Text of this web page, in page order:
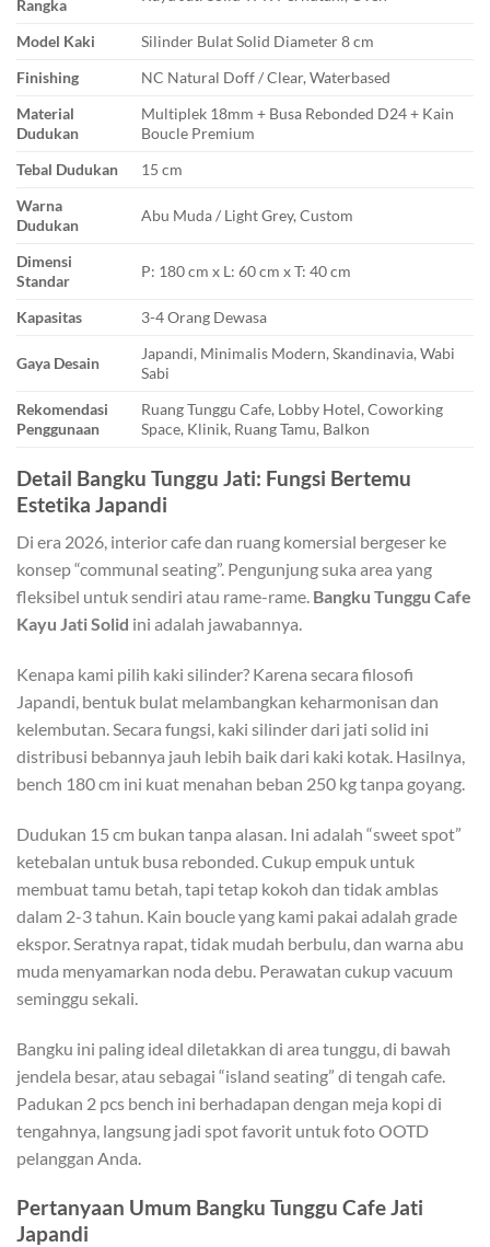
Rangka
Model Kaki
Silinder Bulat Solid Diameter 8 cm
Finishing
NC Natural Doff / Clear, Waterbased
Material
Dudukan
Multiplek 18mm + Busa Rebonded D24 + Kain
Boucle Premium
Tebal Dudukan
15 cm
Warna
Dudukan
Abu Muda / Light Grey, Custom
Dimensi
Standar
P: 180 cm x L: 60 cm x T: 40 cm
Kapasitas 3-4 Orang Dewasa
Gaya Desain
Japandi, Minimalis Modern, Skandinavia, Wabi
Sabi
Rekomendasi
Penggunaan
Ruang Tunggu Cafe, Lobby Hotel, Coworking
Space, Klinik, Ruang Tamu, Balkon
Detail Bangku Tunggu Jati: Fungsi Bertemu
Estetika Japandi
Di era 2026, interior cafe dan ruang komersial bergeser ke
konsep “communal seating”. Pengunjung suka area yang
fleksibel untuk sendiri atau rame-rame. Bangku Tunggu Cafe
Kayu Jati Solid ini adalah jawabannya.
Kenapa kami pilih kaki silinder? Karena secara filosofi
Japandi, bentuk bulat melambangkan keharmonisan dan
kelembutan. Secara fungsi, kaki silinder dari jati solid ini
distribusi bebannya jauh lebih baik dari kaki kotak. Hasilnya,
bench 180 cm ini kuat menahan beban 250 kg tanpa goyang.
Dudukan 15 cm bukan tanpa alasan. Ini adalah “sweet spot”
ketebalan untuk busa rebonded. Cukup empuk untuk
membuat tamu betah, tapi tetap kokoh dan tidak amblas
dalam 2-3 tahun. Kain boucle yang kami pakai adalah grade
ekspor. Seratnya rapat, tidak mudah berbulu, dan warna abu
muda menyamarkan noda debu. Perawatan cukup vacuum
seminggu sekali.
Bangku ini paling ideal diletakkan di area tunggu, di bawah
jendela besar, atau sebagai “island seating” di tengah cafe.
Padukan 2 pcs bench ini berhadapan dengan meja kopi di
tengahnya, langsung jadi spot favorit untuk foto OOTD
pelanggan Anda.
Pertanyaan Umum Bangku Tunggu Cafe Jati
Japandi